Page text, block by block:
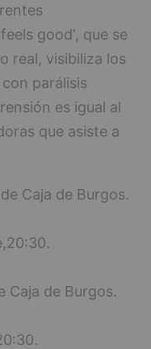
good', que se
real, visibiliza los
parálisis
es igual al
que asiste a
Caja de Burgos.
Caja de Burgos.